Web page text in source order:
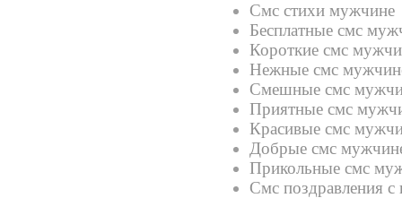
Смс стихи мужчине
Бесплатные смс
Короткие смс
Нежные смс
Смешные смс
Приятные смс
Красивые смс
Добрые смс
Прикольные смс
Смс поздравления